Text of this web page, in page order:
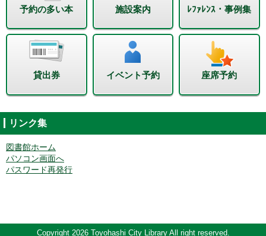
予約の多い本 施設案内 ﾚﾌｧﾚﾝｽ・事例集
貸出券 イベント予約 座席予約
リンク集
図書館ホーム
パソコン画面へ
パスワード再発行
Copyright 2026 Toyohashi City Library All right reserved.